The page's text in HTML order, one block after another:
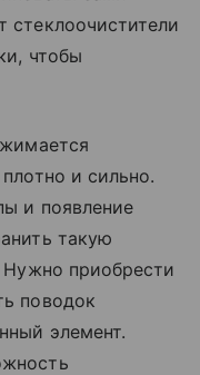
стеклоочистители
чтобы
и сильно.
и появление
такую
приобрести
поводок
элемент.